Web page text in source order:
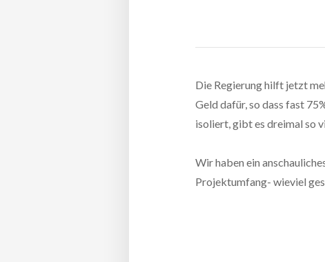
Die Regierung hilft jetzt
Geld dafür, so dass fast
isoliert, gibt es dreimal so
Wir haben ein
Projektumfang- wieviel